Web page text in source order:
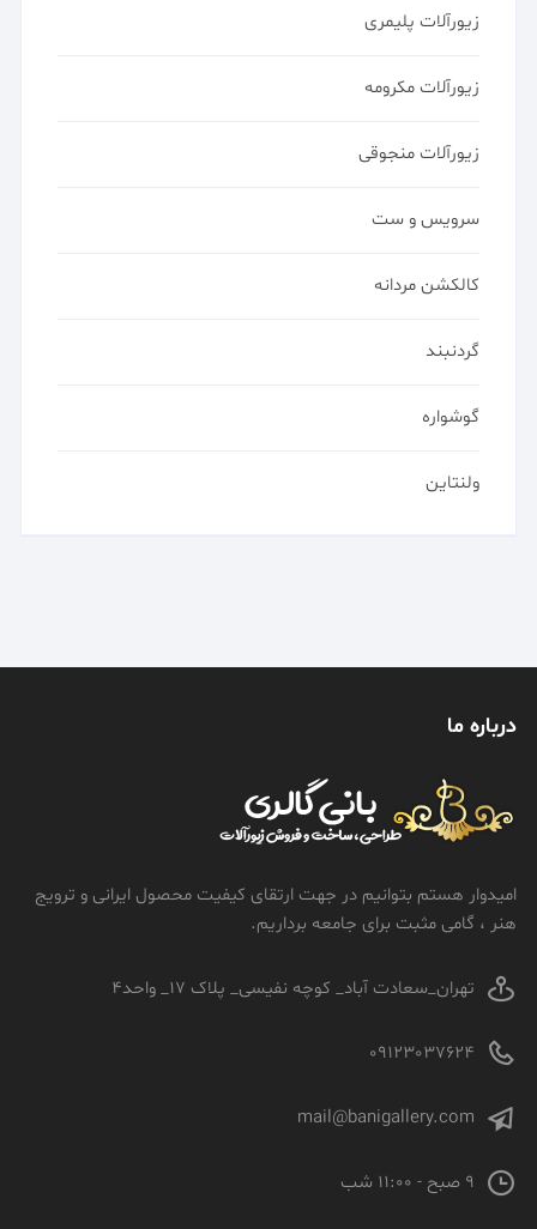
زیورآلات پلیمری
زیورآلات مکرومه
زیورآلات منجوقی
سرویس و ست
کالکشن مردانه
گردنبند
گوشواره
ولنتاین
درباره ما
امیدوار هستم بتوانیم در جهت ارتقای کیفیت محصول ایرانی و ترویج
هنر ، گامی مثبت برای جامعه برداریم.
تهران_سعادت آباد_ کوچه نفیسی_ پلاک 17_ واحد4
09123037624
mail@banigallery.com
9 صبح - 11:00 شب